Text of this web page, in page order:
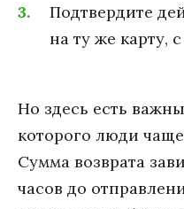
Подтвердите
на ту же карту,
Но здесь есть
которого люди
Сумма возврата
часов до